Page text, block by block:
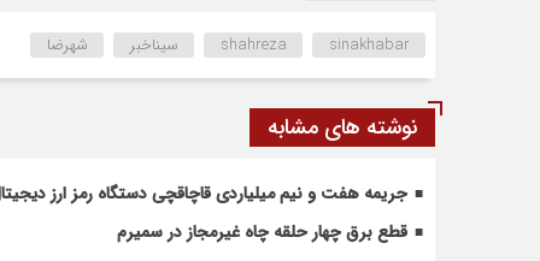
shahreza sinakhabar سیناخبر شهرضا
نوشته های مشابه
جریمه هفت و نیم میلیاردی قاچاقچی دستگاه رمز ارز
قطع برق چهار حلقه چاه غیرمجاز در سمیرم